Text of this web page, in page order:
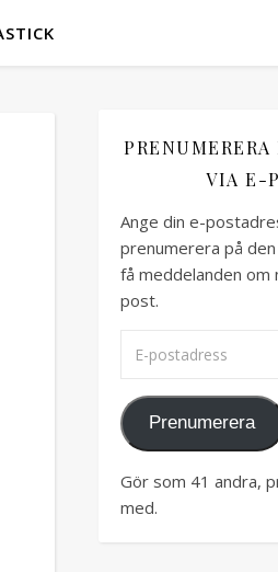
PRENUMERERA
VIA E-
Ange din e-
prenumerera på
få meddelanden om
post.
Prenumerera
Gör som 41 andra,
med.